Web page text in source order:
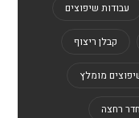
עבודות שיפוצים
קבלן ריצוף
מומלץ
רחצה